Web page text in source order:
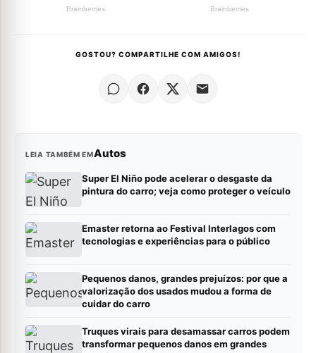
GOSTOU? COMPARTILHE COM AMIGOS!
LEIA TAMBÉM EMAutos
Super El Niño pode acelerar o desgaste da
pintura do carro; veja como proteger o veículo
Emaster retorna ao Festival Interlagos com
tecnologias e experiências para o público
Pequenos danos, grandes prejuízos: por que a
valorização dos usados mudou a forma de
cuidar do carro
Truques virais para desamassar carros podem
transformar pequenos danos em grandes